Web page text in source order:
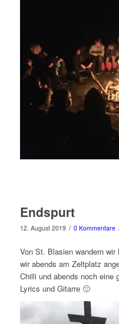
Endspurt
12. August 2019 / 0 Kommentare
Von St. Blasien wandern
wir abends am Zeltplatz
Chilli und abends noch eine
Lyrics und Gitarre 🙂